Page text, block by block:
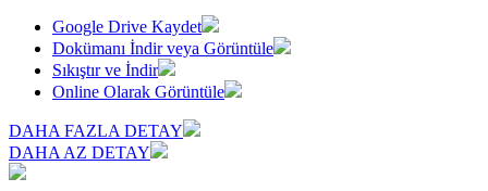
Google Drive Kaydet
Dokümanı İndir veya Görüntüle
Sıkıştır ve İndir
Online Olarak Görüntüle
DAHA FAZLA DETAY
DAHA AZ DETAY